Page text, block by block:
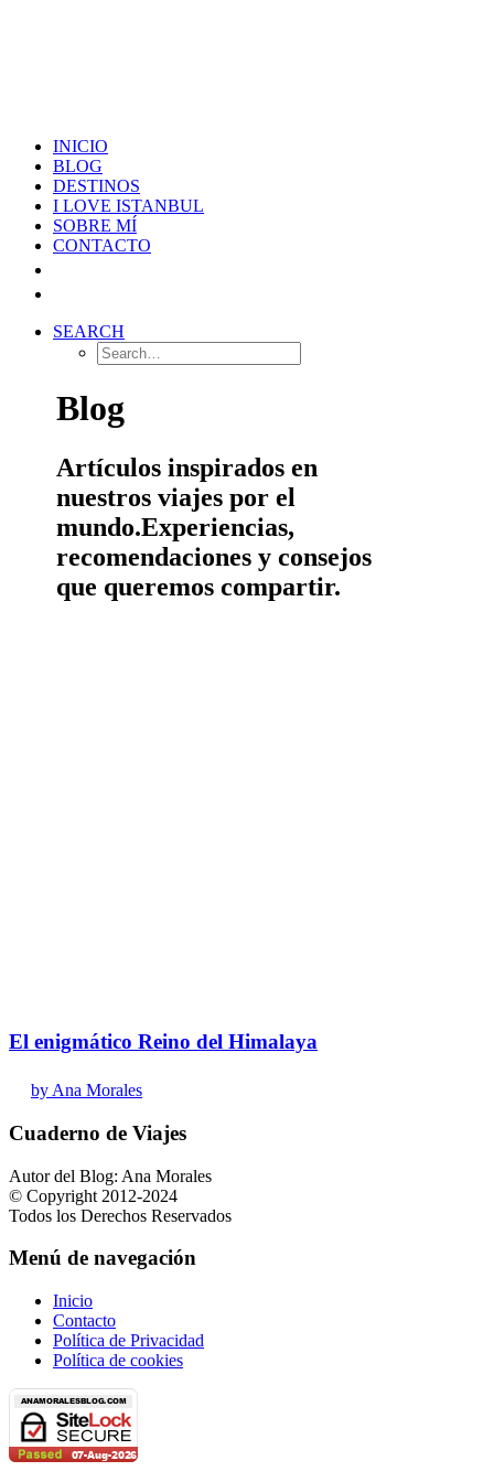
INICIO
BLOG
DESTINOS
I LOVE ISTANBUL
SOBRE MÍ
CONTACTO
SEARCH
Blog
Artículos inspirados en
nuestros viajes por el
mundo.Experiencias,
recomendaciones y consejos
que queremos compartir.
El enigmático Reino del Himalaya
by Ana Morales
Cuaderno de Viajes
Autor del Blog: Ana Morales
© Copyright 2012-2024
Todos los Derechos Reservados
Menú de navegación
Inicio
Contacto
Política de Privacidad
Política de cookies